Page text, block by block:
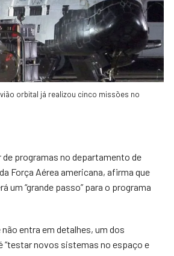
orbital já realizou cinco missões no
de programas no departamento de
Força Aérea americana, afirma que
um “grande passo” para o programa
entra em detalhes, um dos
“testar novos sistemas no espaço e